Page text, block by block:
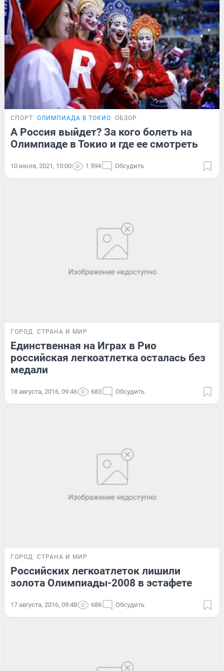
СПОРТ ОЛИМПИАДА В ТОКИО ОБЗОР
А Россия выйдет? За кого болеть на
Олимпиаде в Токио и где ее смотреть
10 июля, 2021, 10:00 1 594 Обсудить
ГОРОД СТРАНА И МИР
Единственная на Играх в Рио
российская легкоатлетка осталась без
медали
18 августа, 2016, 09:46 683 Обсудить
ГОРОД СТРАНА И МИР
Российских легкоатлеток лишили
золота Олимпиады-2008 в эстафете
17 августа, 2016, 09:48 686 Обсудить